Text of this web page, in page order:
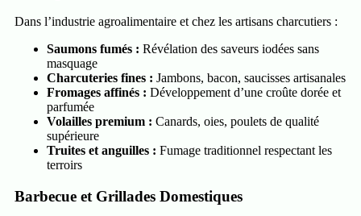
Dans l’industrie agroalimentaire et chez les artisans charcutiers :
Saumons fumés : Révélation des saveurs iodées sans
masquage
Charcuteries fines : Jambons, bacon, saucisses artisanales
Fromages affinés : Développement d’une croûte dorée et
parfumée
Volailles premium : Canards, oies, poulets de qualité
supérieure
Truites et anguilles : Fumage traditionnel respectant les
terroirs
Barbecue et Grillades Domestiques